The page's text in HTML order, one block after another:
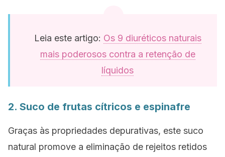
Leia este artigo: Os 9 diuréticos naturais
mais poderosos contra a retenção de
líquidos
2. Suco de frutas cítricos e espinafre
Graças às propriedades depurativas, este suco
natural promove a eliminação de rejeitos retidos